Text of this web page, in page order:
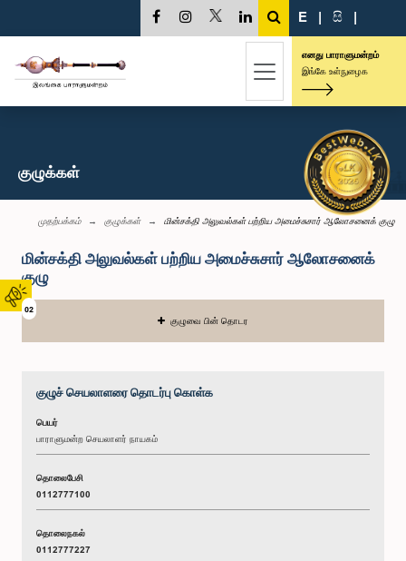
02
E | සි |
எனது பாராளுமன்றம்
இங்கே உள்நுழைக
குழுக்கள்
முதற்பக்கம் குழுக்கள் மின்சக்தி அலுவல்கள் பற்றிய அமைச்சுசார் ஆலோசனைக் குழு
மின்சக்தி அலுவல்கள் பற்றிய அமைச்சுசார் ஆலோசனைக்
குழு
குழுவை பின் தொடர
குழுச் செயலாளரை தொடர்பு கொள்க
பெயர்
பாராளுமன்ற செயலாளர் நாயகம்
தொலைபேசி
0112777100
தொலைநகல்
0112777227